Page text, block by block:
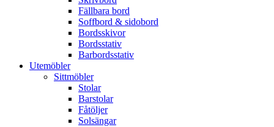
Fällbara bord
Soffbord & sidobord
Bordsskivor
Bordsstativ
Barbordsstativ
Utemöbler
Sittmöbler
Stolar
Barstolar
Fåtöljer
Solsängar